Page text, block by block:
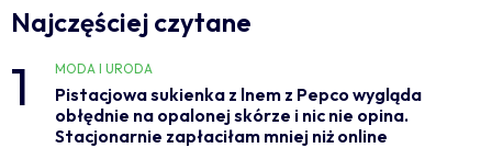
Najczęściej czytane
1 MODA I URODA
Pistacjowa sukienka z lnem z Pepco wygląda
obłędnie na opalonej skórze i nic nie opina.
Stacjonarnie zapłaciłam mniej niż online